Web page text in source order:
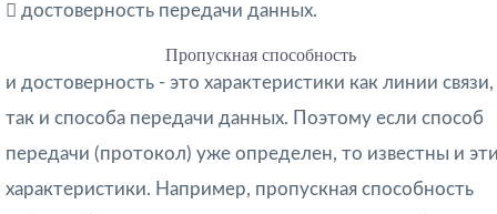
 достоверность передачи данных.
Пропускная способность
и достоверность - это характеристики как линии связи,
так и способа передачи данных. Поэтому если способ
передачи (протокол) уже определен, то известны и
характеристики. Например, пропускная способность